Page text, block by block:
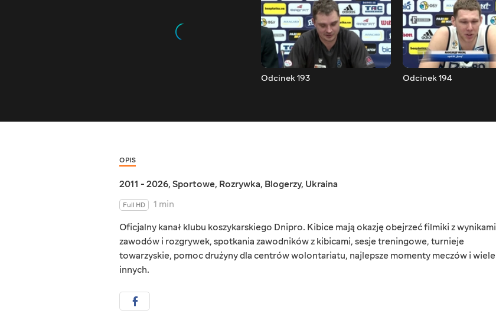
Odcinek 193 Odcinek 194
OPIS
2011 - 2026, Sportowe, Rozrywka, Blogerzy, Ukraina
Full HD
1 min
Oficjalny kanał klubu koszykarskiego Dnipro. Kibice mają okazję obejrzeć filmiki z wynikami
zawodów i rozgrywek, spotkania zawodników z kibicami, sesje treningowe, turnieje
towarzyskie, pomoc drużyny dla centrów wolontariatu, najlepsze momenty meczów i wiele
innych.